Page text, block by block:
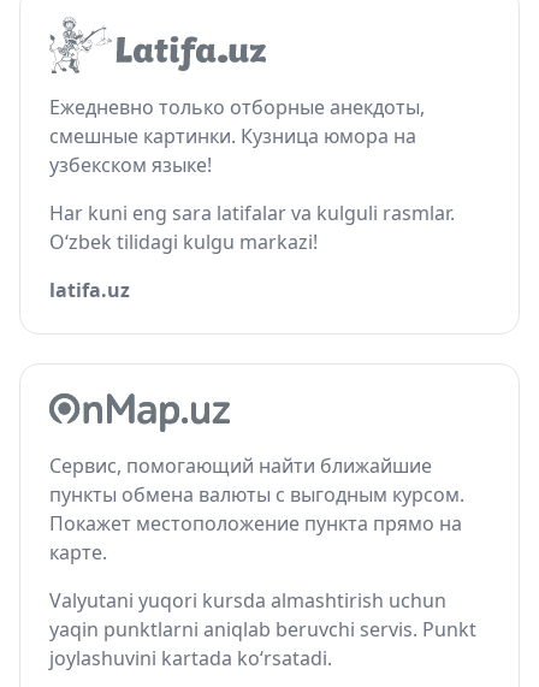
Ежедневно только отборные анекдоты,
смешные картинки. Кузница юмора на
узбекском языке!
Har kuni eng sara latifalar va kulguli rasmlar.
O‘zbek tilidagi kulgu markazi!
latifa.uz
Сервис, помогающий найти ближайшие
пункты обмена валюты с выгодным курсом.
Покажет местоположение пункта прямо на
карте.
Valyutani yuqori kursda almashtirish uchun
yaqin punktlarni aniqlab beruvchi servis. Punkt
joylashuvini kartada ko‘rsatadi.